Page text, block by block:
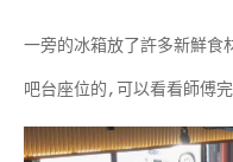
一旁的冰箱放了許多新鮮食
吧台座位的,可以看看師傅